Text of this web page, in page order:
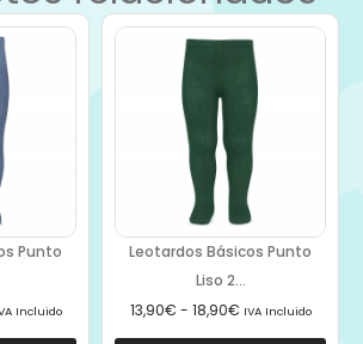
Punto
Incluido
Leotardos Básicos Punto
Liso 2...
13,90€ - 18,90€ IVA Incluido